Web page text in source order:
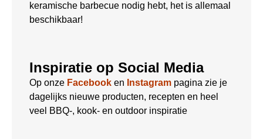
keramische barbecue nodig hebt, het is allemaal
beschikbaar!
Inspiratie op Social Media
Op onze Facebook en Instagram pagina zie je
dagelijks nieuwe producten, recepten en heel
veel BBQ-, kook- en outdoor inspiratie